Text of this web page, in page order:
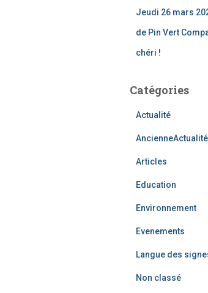
Jeudi 26 mars
de Pin Vert
chéri !
Catégories
Actualité
AncienneActualité
Articles
Education
Environnement
Evenements
Langue des
Non classé